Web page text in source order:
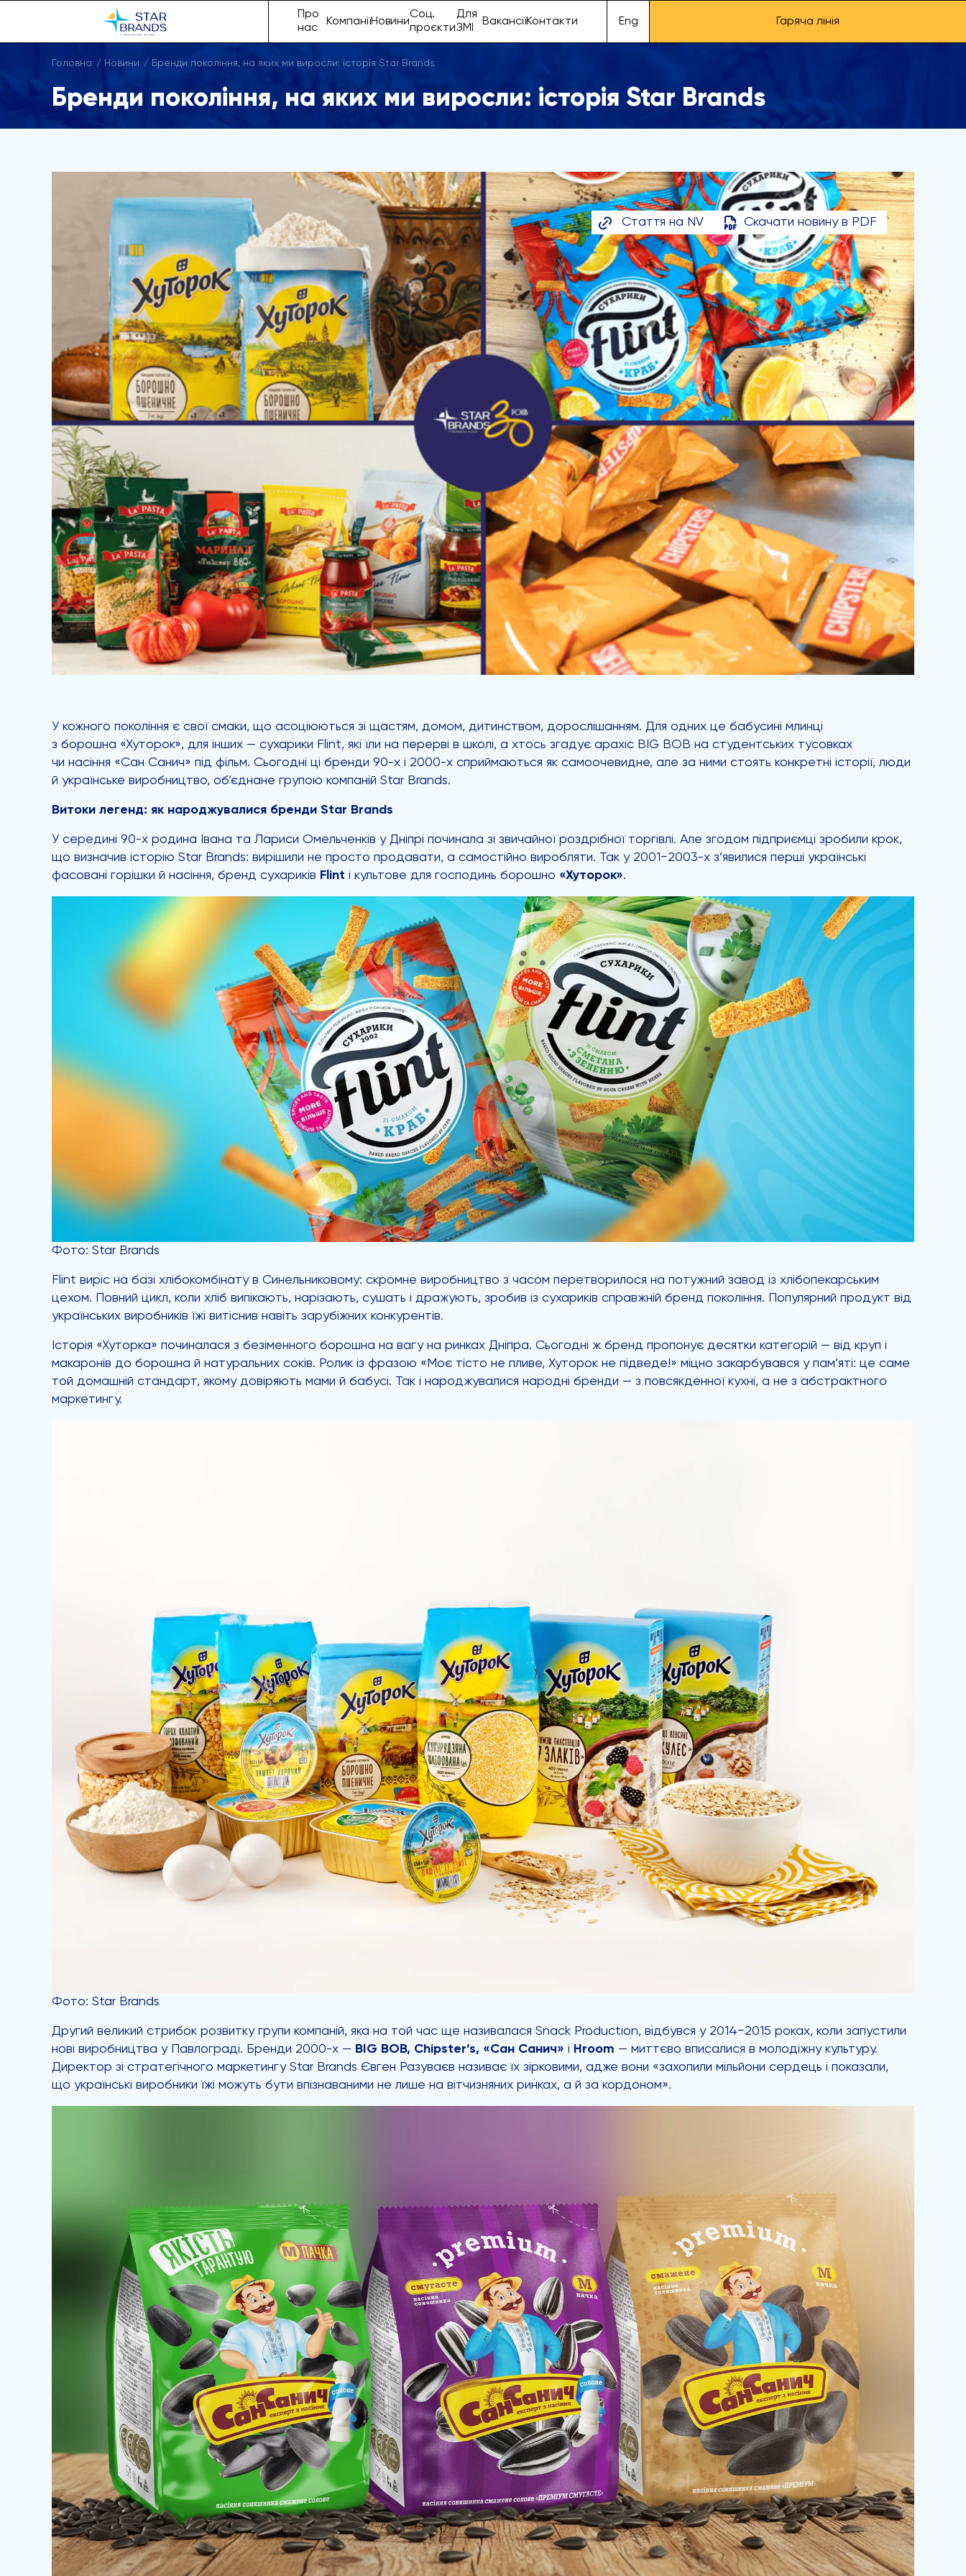
Про
нас
КомпаніїНовини
Соц.
проєкти
Для
ЗМІ
ВакансіїКонтакти Eng Гаряча лінія
Головна Новини Бренди покоління, на яких ми виросли: історія Star Brands
Бренди покоління, на яких ми виросли: історія Star Brands
Стаття на NV Скачати новину в PDF
У кожного покоління є свої смаки, що асоціюються зі щастям, домом, дитинством, дорослішанням. Для одних це бабусині млинці
з борошна «Хуторок», для інших — сухарики Flint, які їли на перерві в школі, а хтось згадує арахіс BIG BOB на студентських тусовках
чи насіння «Сан Санич» під фільм. Сьогодні ці бренди 90-х і 2000-х сприймаються як самоочевидне, але за ними стоять конкретні історії, люди
й українське виробництво, об’єднане групою компаній Star Brands.
Витоки легенд: як народжувалися бренди Star Brands
У середині 90-х родина Івана та Лариси Омельченків у Дніпрі починала зі звичайної роздрібної торгівлі. Але згодом підприємці зробили крок,
що визначив історію Star Brands: вирішили не просто продавати, а самостійно виробляти. Так у 2001−2003-х з’явилися перші українські
фасовані горішки й насіння, бренд сухариків Flint і культове для господинь борошно «Хуторок».
Фото: Star Brands
Flint виріс на базі хлібокомбінату в Синельниковому: скромне виробництво з часом перетворилося на потужний завод із хлібопекарським
цехом. Повний цикл, коли хліб випікають, нарізають, сушать і дражують, зробив із сухариків справжній бренд покоління. Популярний продукт від
українських виробників їжі витіснив навіть зарубіжних конкурентів.
Історія «Хуторка» починалася з безіменного борошна на вагу на ринках Дніпра. Сьогодні ж бренд пропонує десятки категорій — від круп і
макаронів до борошна й натуральних соків. Ролик із фразою «Моє тісто не пливе, Хуторок не підведе!» міцно закарбувався у пам’яті: це саме
той домашній стандарт, якому довіряють мами й бабусі. Так і народжувалися народні бренди — з повсякденної кухні, а не з абстрактного
маркетингу.
Фото: Star Brands
Другий великий стрибок розвитку групи компаній, яка на той час ще називалася Snack Production, відбувся у 2014−2015 роках, коли запустили
нові виробництва у Павлограді. Бренди 2000-х — BIG BOB, Chipster’s, «Сан Санич» і Hroom — миттєво вписалися в молодіжну культуру.
Директор зі стратегічного маркетингу Star Brands Євген Разуваєв називає їх зірковими, адже вони «захопили мільйони сердець і показали,
що українські виробники їжі можуть бути впізнаваними не лише на вітчизняних ринках, а й за кордоном».